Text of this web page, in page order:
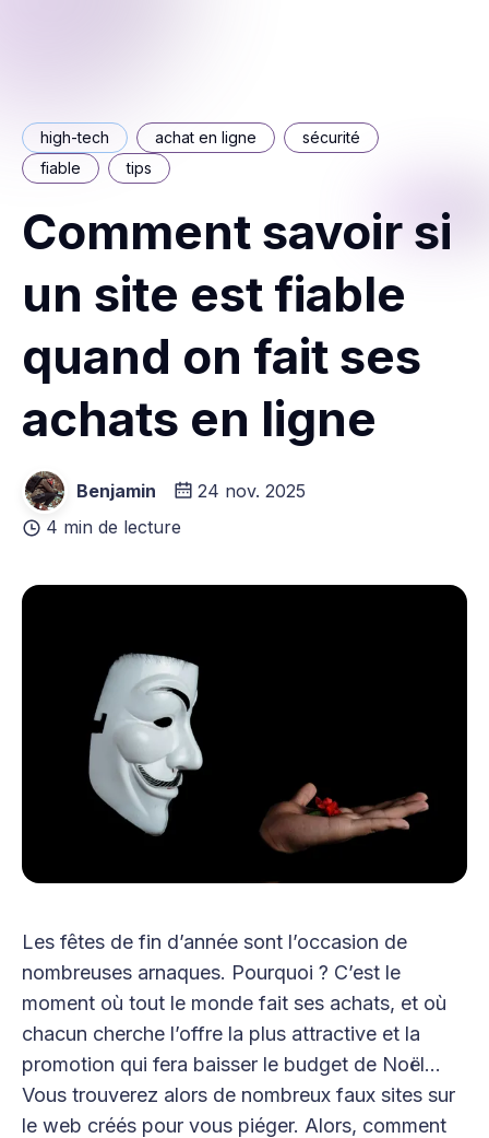
high-tech achat en ligne
sécurité
fiable
tips
Comment savoir si
un site est fiable
quand on fait ses
achats en ligne
Benjamin
24 nov. 2025
4 min de lecture
Les fêtes de fin d’année sont l’occasion de
nombreuses arnaques. Pourquoi ? C’est le
moment où tout le monde fait ses achats, et où
chacun cherche l’offre la plus attractive et la
promotion qui fera baisser le budget de Noël…
Vous trouverez alors de nombreux faux sites sur
le web créés pour vous piéger. Alors, comment